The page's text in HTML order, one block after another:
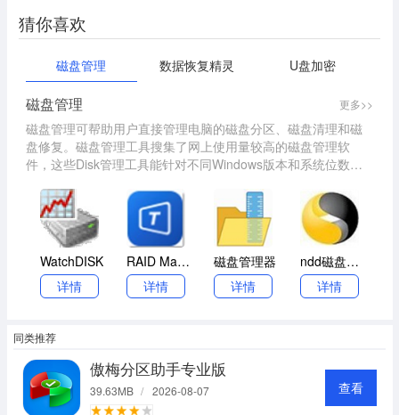
猜你喜欢
磁盘管理 数据恢复精灵 U盘加密
磁盘管理 更多>>
磁盘管理可帮助用户直接管理电脑的磁盘分区、磁盘清理和磁
盘修复。磁盘管理工具搜集了网上使用量较高的磁盘管理软
件，这些Disk管理工具能针对不同Windows版本和系统位数进
WatchDISK
详情
RAID Manager pro
详情
磁盘管理器
详情
ndd磁盘工具
详情
同类推荐
傲梅分区助手专业版
39.63MB / 2026-08-07 查看